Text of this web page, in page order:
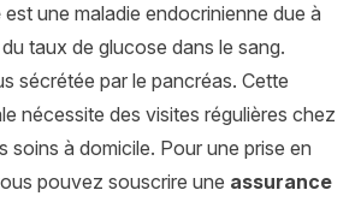
est une maladie endocrinienne due à
taux de glucose dans le sang.
sécrétée par le pancréas. Cette
nécessite des visites régulières chez
soins à domicile. Pour une prise en
pouvez souscrire une assurance